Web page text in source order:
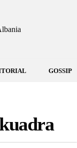
GOSSIP